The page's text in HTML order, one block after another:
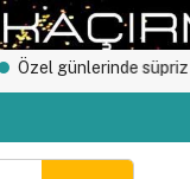
süpriz hediye